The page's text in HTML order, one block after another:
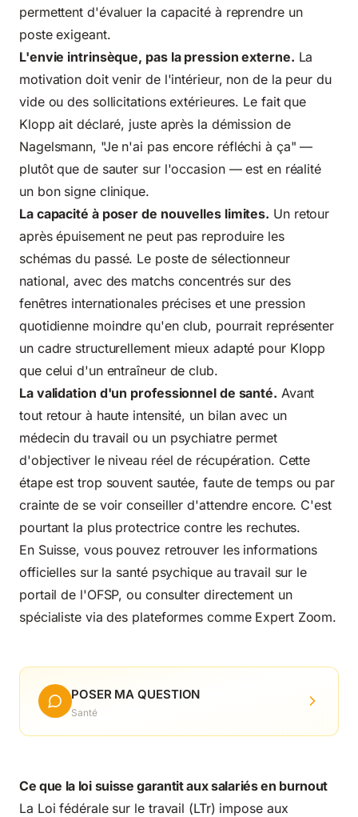
permettent d'évaluer la capacité à reprendre un
poste exigeant.
L'envie intrinsèque, pas la pression externe. La
motivation doit venir de l'intérieur, non de la peur du
vide ou des sollicitations extérieures. Le fait que
Klopp ait déclaré, juste après la démission de
Nagelsmann, "Je n'ai pas encore réfléchi à ça" —
plutôt que de sauter sur l'occasion — est en réalité
un bon signe clinique.
La capacité à poser de nouvelles limites. Un retour
après épuisement ne peut pas reproduire les
schémas du passé. Le poste de sélectionneur
national, avec des matchs concentrés sur des
fenêtres internationales précises et une pression
quotidienne moindre qu'en club, pourrait représenter
un cadre structurellement mieux adapté pour Klopp
que celui d'un entraîneur de club.
La validation d'un professionnel de santé. Avant
tout retour à haute intensité, un bilan avec un
médecin du travail ou un psychiatre permet
d'objectiver le niveau réel de récupération. Cette
étape est trop souvent sautée, faute de temps ou par
crainte de se voir conseiller d'attendre encore. C'est
pourtant la plus protectrice contre les rechutes.
En Suisse, vous pouvez retrouver les informations
officielles sur la santé psychique au travail sur le
portail de l'OFSP, ou consulter directement un
spécialiste via des plateformes comme Expert Zoom.
POSER MA QUESTION
Santé
Ce que la loi suisse garantit aux salariés en burnout
La Loi fédérale sur le travail (LTr) impose aux